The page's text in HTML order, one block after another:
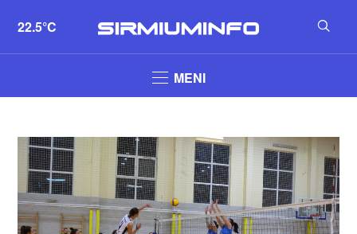
22.5°C
MENI